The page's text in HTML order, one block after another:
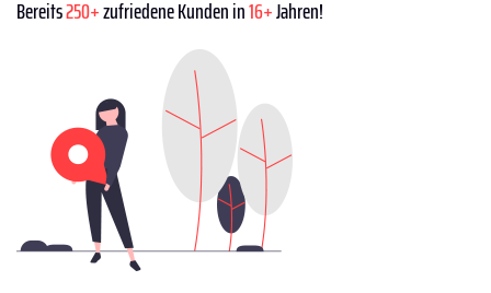
Bereits250+zufriedene Kunden in16+Jahren!